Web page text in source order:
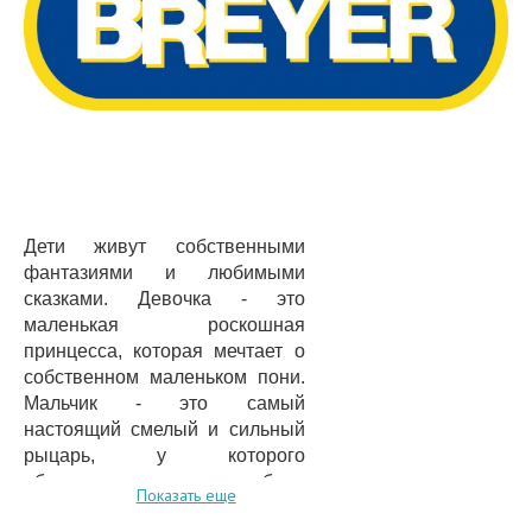
Дети живут собственными
фантазиями и любимыми
сказками. Девочка - это
маленькая роскошная
принцесса, которая мечтает о
собственном маленьком пони.
Мальчик - это самый
настоящий смелый и сильный
рыцарь, у которого
обязательно должен быть
преданный конь. Но каждый
Показать еще